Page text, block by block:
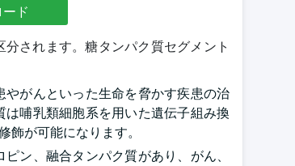
ド
されます。糖タンパク質セグメント
がんといった生命を脅かす疾患の治
哺乳類細胞系を用いた遺伝子組み換
が可能になります。
ン、融合タンパク質があり、がん、